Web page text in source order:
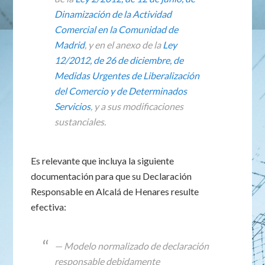
Dinamización de la Actividad
Comercial en la Comunidad de
Madrid, y en el anexo de laLey
12/2012, de 26 de diciembre, de
Medidas Urgentes de Liberalización
del Comercio y de Determinados
Servicios, y a sus modificaciones
sustanciales.
Es relevante que incluya la siguiente
documentación para que su Declaración
Responsable en Alcalá de Henares resulte
efectiva:
— Modelo normalizado de declaración
responsable debidamente